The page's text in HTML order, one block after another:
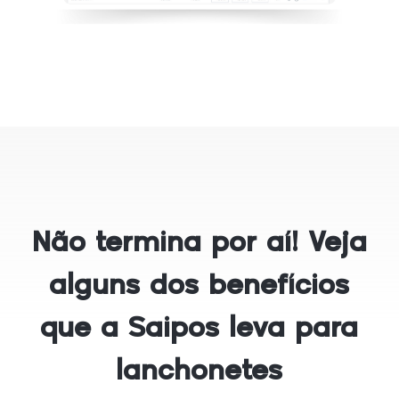
Não termina por aí! Veja
alguns dos benefícios
que a Saipos leva para
lanchonetes